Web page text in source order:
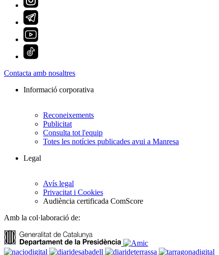
Contacta amb nosaltres
Informació corporativa
Reconeixements
Publicitat
Consulta tot l'equip
Totes les notícies publicades avui a Manresa
Legal
Avís legal
Privacitat i Cookies
Audiència certificada ComScore
Amb la col·laboració de: